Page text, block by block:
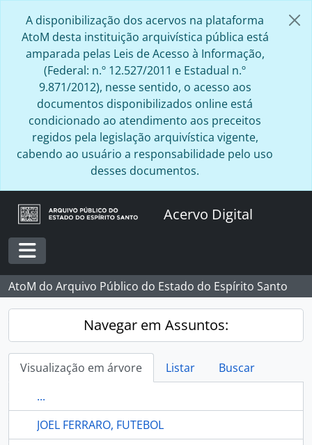
A disponibilização dos acervos na plataforma
AtoM desta instituição arquivística pública está
amparada pelas Leis de Acesso à Informação,
(Federal: n.º 12.527/2011 e Estadual n.º
9.871/2012), nesse sentido, o acesso aos
documentos disponibilizados online está
condicionado ao atendimento aos preceitos
regidos pela legislação arquivística vigente,
cabendo ao usuário a responsabilidade pelo uso
desses documentos.
Acervo Digital
Toggle navigation
AtoM do Arquivo Público do Estado do Espírito Santo
Navegar em Assuntos:
Visualização em árvore Listar
Buscar
...
JOEL FERRARO, FUTEBOL